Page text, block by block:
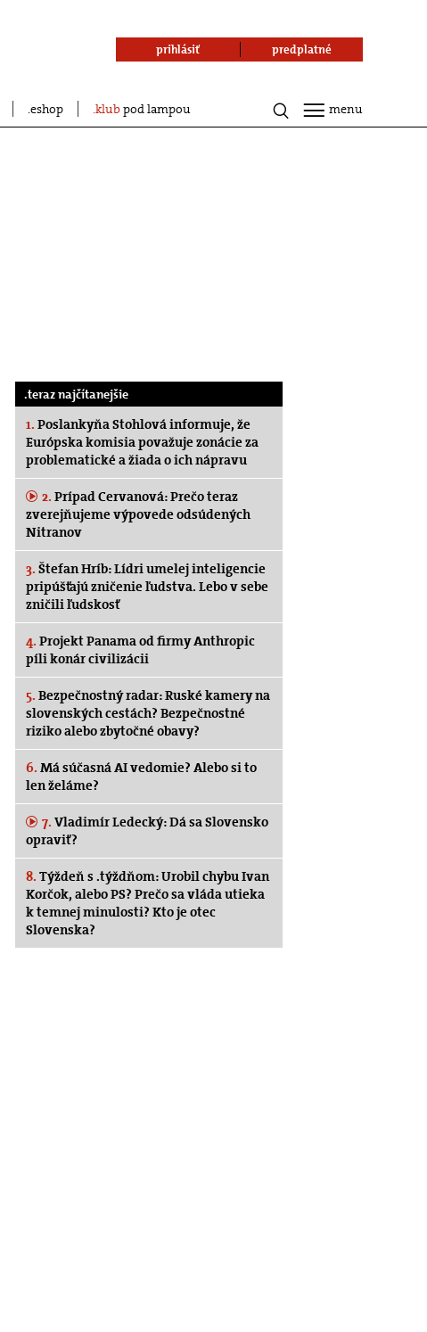
eshop klubpod lampou
prihlásiť predplatné
menu
.teraz najčítanejšie
1. Poslankyňa Stohlová informuje, že
Európska komisia považuje zonácie za
problematické a žiada o ich nápravu
2. Prípad Cervanová: Prečo teraz
zverejňujeme výpovede odsúdených
Nitranov
3. Štefan Hríb: Lídri umelej inteligencie
pripúšťajú zničenie ľudstva. Lebo v sebe
zničili ľudskosť
4. Projekt Panama od firmy Anthropic
píli konár civilizácii
5. Bezpečnostný radar: Ruské kamery na
slovenských cestách? Bezpečnostné
riziko alebo zbytočné obavy?
6. Má súčasná AI vedomie? Alebo si to
len želáme?
7. Vladimír Ledecký: Dá sa Slovensko
opraviť?
8. Týždeň s .týždňom: Urobil chybu Ivan
Korčok, alebo PS? Prečo sa vláda utieka
k temnej minulosti? Kto je otec
Slovenska?